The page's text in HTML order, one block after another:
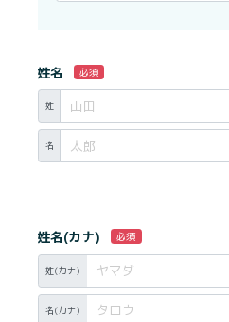
姓名 必須
姓
名
姓名(カナ) 必須
姓(カナ)
名(カナ)